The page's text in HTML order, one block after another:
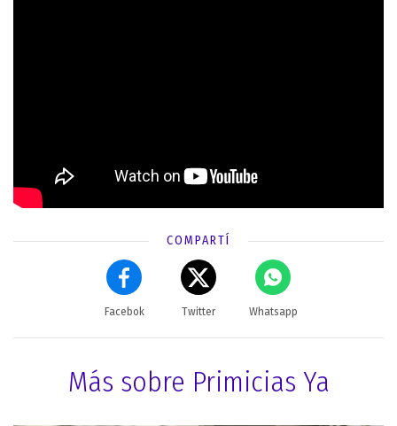
COMPARTÍ
Facebok Twitter Whatsapp
Más sobre Primicias Ya